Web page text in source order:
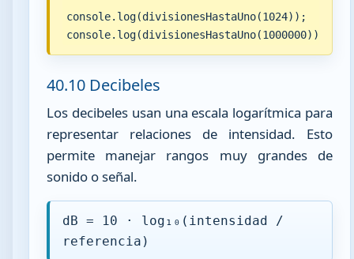
console.log(divisionesHastaUno(1024));
console.log(divisionesHastaUno(1000000));
40.10 Decibeles
Los decibeles usan una escala logarítmica para
representar relaciones de intensidad. Esto
permite manejar rangos muy grandes de
sonido o señal.
dB = 10 · log₁₀(intensidad /
referencia)